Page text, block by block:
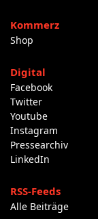
Kommerz
Shop
Digital
Facebook
Twitter
Youtube
Instagram
Pressearchiv
LinkedIn
RSS-Feeds
Alle Beiträge